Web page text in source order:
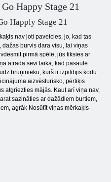
Happy Stage 21
Happly Stage 21
nav ļoti paveicies, jo, kad tas
dažas burvis dara visu, lai viņas
pirmā spēle, jūs tiksies ar
atrada sevi laikā, kad pasaulē
bruņinieku, kurš ir izpildījis kodu
aizvēsturisko, pērtiķis
atgriezties mājās. Kaut arī viņa nav,
sazināties ar dažādiem burtiem,
agrāk Nosūtīt viņas mērkaķis-